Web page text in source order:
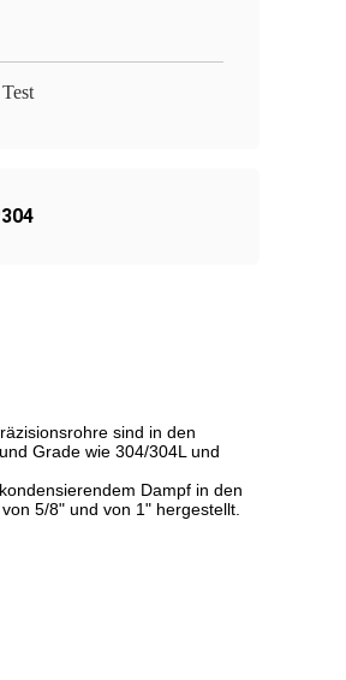
sind in den
Grade wie 304/304L und
Dampf in den
5/8" und von 1" hergestellt.